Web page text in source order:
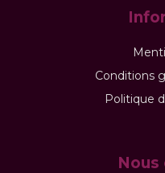
Conditions
Politique